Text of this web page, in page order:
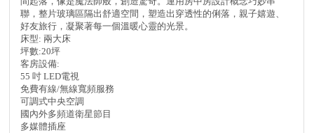
聯，整片玻璃區隔出舒適空間，塑造出穿透性的俐落，親子嬉遊、
好友旅行，凝聚著每一個溫暖心靈的光景。
床型: 兩大床
坪數:20坪
客房設備:
55 吋 LED電視
免費有線/無線寬頻服務
可調式中央空調
國內外多頻道衛星節目
多媒體插座